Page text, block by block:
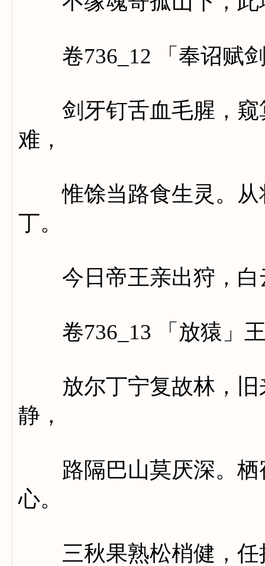
卷736_12 「奉诏赋剑
剑牙钉舌血毛腥，窥
难，
惟馀当路食生灵。从
丁。
今日帝王亲出狩，白
卷736_13 「放猿」
放尔丁宁复故林，旧
静，
路隔巴山莫厌深。栖
心。
三秋果熟松梢健，任